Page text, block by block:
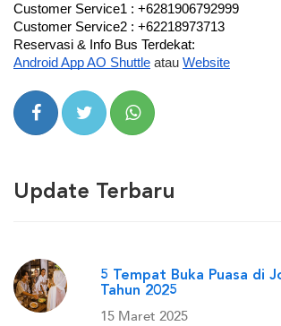
Customer Service1 : +6281906792999
Customer Service2 : +62218973713
Reservasi & Info Bus Terdekat:
Android App AO Shuttle atau Website
Update Terbaru
5 Tempat Buka Puasa di
Tahun 2025
15 Maret 2025